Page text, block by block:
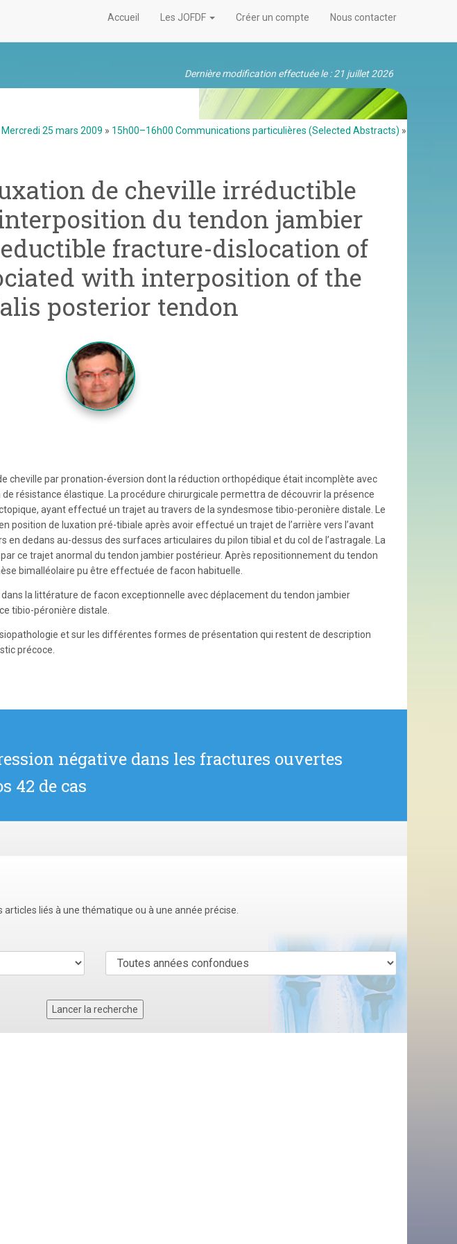
Dernière modification effectuée le : 21 juillet 2026
Accueil Les JOFDF Créer un compte Nous contacter
Mercredi 25 mars 2009 » 15h00–16h00 Communications particulières (Selected Abstracts) »
de cheville irréductible
du tendon jambier
fracture-dislocation of
with interposition of the
posterior tendon
cheville par pronation-éversion dont la réduction orthopédique était incomplète avec
résistance élastique. La procédure chirurgicale permettra de découvrir la présence
ayant effectué un trajet au travers de la syndesmose tibio-peronière distale. Le
position de luxation pré-tibiale après avoir effectué un trajet de l’arrière vers l’avant
en dedans au-dessus des surfaces articulaires du pilon tibial et du col de l’astragale. La
ce trajet anormal du tendon jambier postérieur. Après repositionnement du tendon
bimalléolaire pu être effectuée de facon habituelle.
la littérature de facon exceptionnelle avec déplacement du tendon jambier
tibio-péronière distale.
et sur les différentes formes de présentation qui restent de description
précoce.
négative dans les fractures ouvertes
42 de cas
liés à une thématique ou à une année précise.